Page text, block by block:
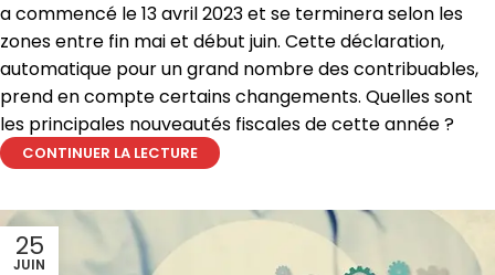
a commencé le 13 avril 2023 et se terminera selon les
zones entre fin mai et début juin. Cette déclaration,
automatique pour un grand nombre des contribuables,
prend en compte certains changements. Quelles sont
les principales nouveautés fiscales de cette année ?
CONTINUER LA LECTURE
25
JUIN